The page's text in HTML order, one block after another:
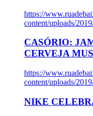
https://
content/uploads/
CASÓRIO:
CERVEJA
https://
content/uploads/
NIKE